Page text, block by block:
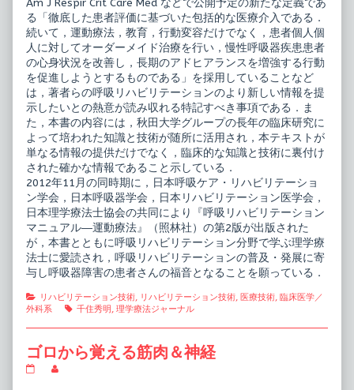
Am J Respir Crit Care Med などで公開予定の新たな定義であ
る「徹底した患者評価に基づいた包括的な医療介入である．
続いて，運動療法，教育，行動変容だけでなく，患者個人個
人に対してオーダーメイド治療を行い，慢性呼吸器疾患患者
の心身状況を改善し，長期のアドヒアランスを増強する行動
を促進しようとするものである」を採用していることなど
は，著者らの呼吸リハビリテーションのより新しい情報を提
示したいとの熱意が読み収れる特記すべき事項である．ま
た，本書の内容には，秋田大学グループの長年の臨床研究に
よって培われた知識と技術が随所に活用され，本テキストが
単なる情報の提供だけでなく，臨床的な知識と技術に裏付け
された確かな情報であること示している．
2012年11月の同時期に，日本呼吸ケア・リハビリテーショ
ン学会，日本呼吸器学会，日本リハビリテーション医学会，
日本理学療法士協会の共同により『呼吸リハビリテーション
マニュアル―運動療法』（照林社）の第2版が出版された
が，本書とともに呼吸リハビリテーション分野で学ぶ理学療
法士に愛読され，呼吸リハビリテーションの普及・発展に寄
与し呼吸器障害の患者さんの福音となることを願っている．
Categories
リハビリテーション技術, リハビリテーション技術, 医療技術, 臨床医学／
外科系
Tags
千住秀明 理学療法ジャーナル
ゴロから覚える筋肉＆神経